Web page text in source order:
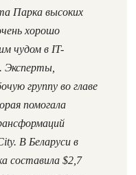
Парка высоких
хорошо
чудом в IT-
Эксперты,
группу во главе
помогала
В Беларуси в
составила $2,7